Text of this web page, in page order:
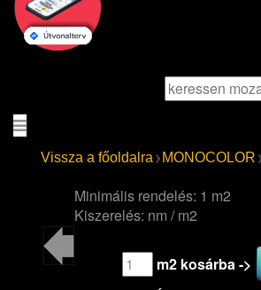
Vissza a főoldalra MONOCOLOR
Minimális rendelés: 1 m2
Kiszerelés: nm / m2
m2 kosárba ->